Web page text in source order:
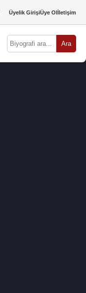
Üyelik GirişiÜye Olİletişim
Ara